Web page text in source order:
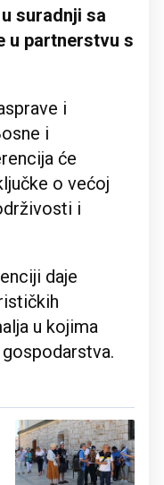
u suradnji sa
u partnerstvu s
i
i
će
o većoj
i
daje
u kojima